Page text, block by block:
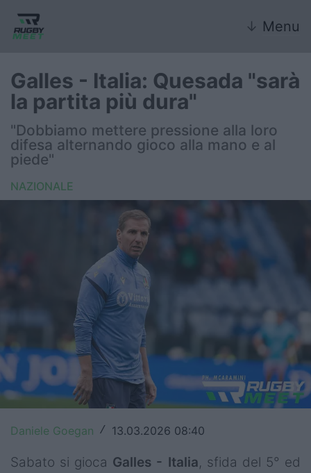
↓ Menu
Nazionale
Nazionali giovanili
Rugby Sevens
United Rugby Championship
Premiership
Champions Cup
Challenge Cup
World Rugby
Galles - Italia: Quesada "sarà
la partita più dura"
"Dobbiamo mettere pressione alla loro
difesa alternando gioco alla mano e al
piede"
NAZIONALE
Daniele Goegan / 13.03.2026 08:40
Sabato si gioca Galles - Italia, sfida del 5° ed